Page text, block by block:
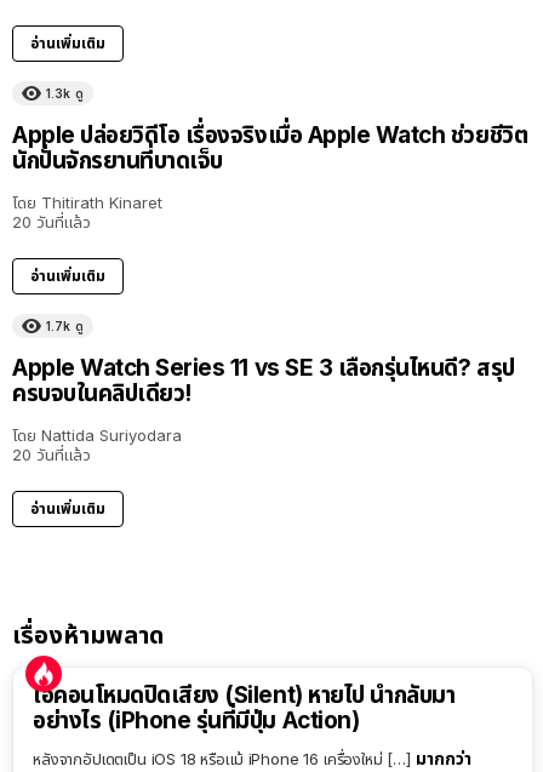
อ่านเพิ่มเติม
1.3k ดู
Apple ปล่อยวิดีโอ เรื่องจริงเมื่อ Apple Watch ช่วยชีวิต
นักปั่นจักรยานที่บาดเจ็บ
โดย Thitirath Kinaret
20 วันที่แล้ว
อ่านเพิ่มเติม
1.7k ดู
Apple Watch Series 11 vs SE 3 เลือกรุ่นไหนดี? สรุป
ครบจบในคลิปเดียว!
โดย Nattida Suriyodara
20 วันที่แล้ว
อ่านเพิ่มเติม
เรื่องห้ามพลาด
ไอคอนโหมดปิดเสียง (Silent) หายไป นำกลับมา
อย่างไร (iPhone รุ่นที่มีปุ่ม Action)
หลังจากอัปเดตเป็น iOS 18 หรือแม้ iPhone 16 เครื่องใหม่ […] มากกว่า